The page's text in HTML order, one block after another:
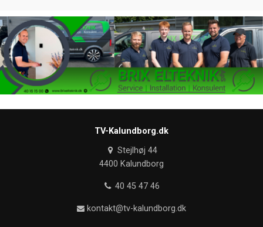
TV-Kalundborg.dk
Stejlhøj 44
4400 Kalundborg
40 45 47 46
kontakt@tv-kalundborg.dk